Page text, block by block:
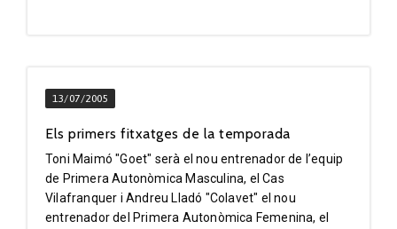
13/07/2005
Els primers fitxatges de la temporada
Toni Maimó "Goet" serà el nou entrenador de l’equip
de Primera Autonòmica Masculina, el Cas
Vilafranquer i Andreu Lladó "Colavet" el nou
entrenador del Primera Autonòmica Femenina, el